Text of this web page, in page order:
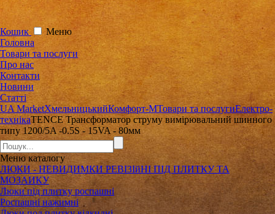
Кошик
Меню
Головна
Товари та послуги
Про нас
Контакти
Новини
Статті
UA MarketХмельницькийКомфорт-МТовари та послугиЕлектро-
технікаTENCE Трансформатор струму вимірювальний шинного
типу 1200/5A -0.5S - 15VA - 80мм
Менюкаталогу
ЛЮКИ - НЕВИДИМКИ РЕВІЗІйНІ ПІД ПЛИТКУ ТА
МОЗАИКУ
Люки під плитку роспашні
Роспашні нажимні